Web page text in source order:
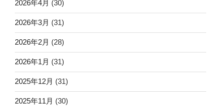
2026年4月 (30)
2026年3月 (31)
2026年2月 (28)
2026年1月 (31)
2025年12月 (31)
2025年11月 (30)